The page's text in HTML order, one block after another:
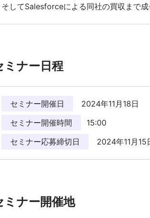
そしてSalesforceによる同社の買収まで成
ミナー日程
セミナー開催日
2024年11月18日
セミナー開催時間
15:00
セミナー応募締切日
2024年11月15
ミナー開催地